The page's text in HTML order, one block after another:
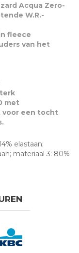
Acqua Zero-
W.R.-
fleece
van het
met
voor een tocht
elastaan;
materiaal 3: 80%